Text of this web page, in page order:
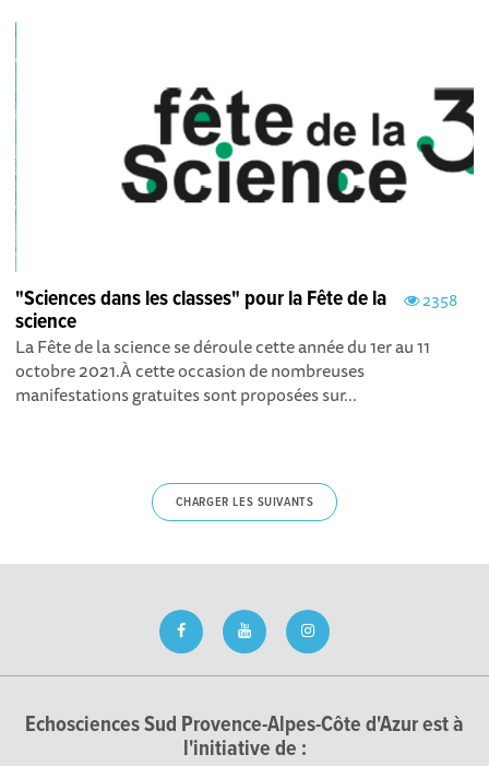
2358
"Sciences dans les classes" pour la Fête de la
science
La Fête de la science se déroule cette année du 1er au 11
octobre 2021.À cette occasion de nombreuses
manifestations gratuites sont proposées sur...
CHARGER LES SUIVANTS
Echosciences Sud Provence-Alpes-Côte d'Azur est à
l'initiative de :